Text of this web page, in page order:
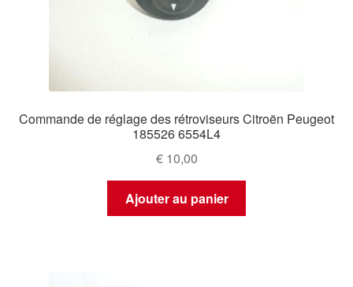
Commande de réglage des rétroviseurs Citroën Peugeot
185526 6554L4
€10,00
Ajouter au panier